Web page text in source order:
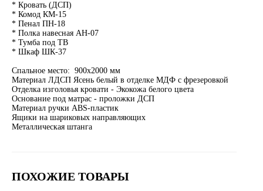
* Кровать (ДСП)
* Комод КМ-15
* Пенал ПН-18
* Полка навесная АН-07
* Тумба под ТВ
* Шкаф ШК-37
Спальное место: 900х2000 мм
Материал ЛДСП Ясень белый в отделке МДФ с фрезеровкой
Отделка изголовья кровати - Экокожа белого цвета
Основание под матрас - проложки ДСП
Материал ручки ABS-пластик
Ящики на шариковых направляющих
Металлическая штанга
ПОХОЖИЕ ТОВАРЫ